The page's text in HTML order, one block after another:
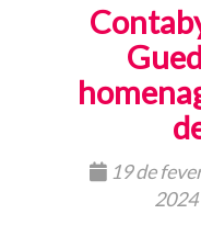
19 de
2024